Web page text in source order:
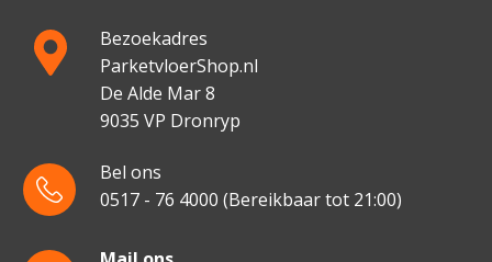
Bezoekadres
ParketvloerShop.nl
De Alde Mar 8
9035 VP Dronryp
Bel ons
0517 - 76 4000 (Bereikbaar tot 21:00)